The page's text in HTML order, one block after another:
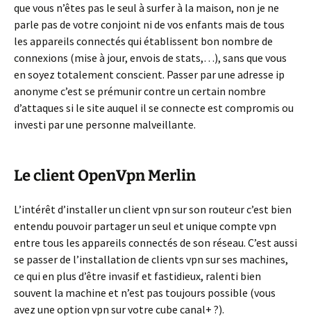
que vous n’êtes pas le seul à surfer à la maison, non je ne
parle pas de votre conjoint ni de vos enfants mais de tous
les appareils connectés qui établissent bon nombre de
connexions (mise à jour, envois de stats,…), sans que vous
en soyez totalement conscient. Passer par une adresse ip
anonyme c’est se prémunir contre un certain nombre
d’attaques si le site auquel il se connecte est compromis ou
investi par une personne malveillante.
Le client OpenVpn Merlin
L’intérêt d’installer un client vpn sur son routeur c’est bien
entendu pouvoir partager un seul et unique compte vpn
entre tous les appareils connectés de son réseau. C’est aussi
se passer de l’installation de clients vpn sur ses machines,
ce qui en plus d’être invasif et fastidieux, ralenti bien
souvent la machine et n’est pas toujours possible (vous
avez une option vpn sur votre cube canal+ ?).